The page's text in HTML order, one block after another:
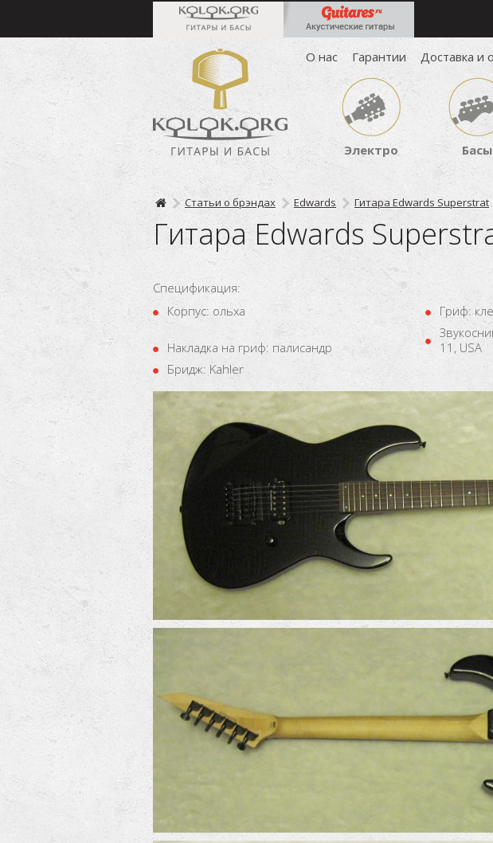
О нас Гарантии Доставка и
Электро Басы
Статьи о брэндах Edwards Гитара Edwards Superstrat
Гитара Edwards
Спецификация:
Корпус: ольха
Гриф:
Накладка на гриф: палисандр
11, USA
Бридж: Kahler